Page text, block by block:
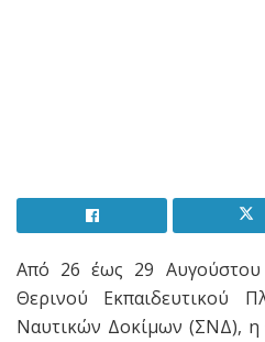
Από 26 έως 29 Αυγούστου
Θερινού Εκπαιδευτικού
Ναυτικών Δοκίμων (ΣΝΔ), η